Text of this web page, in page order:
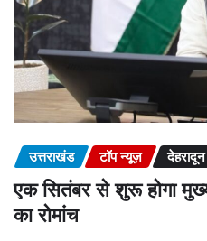
उत्तराखंड टॉप न्यूज़ देहरादून
एक सितंबर से शुरू होगा
का रोमांच